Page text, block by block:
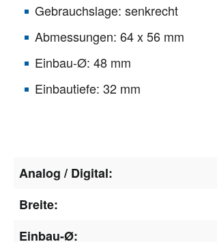
Gebrauchslage: senkrecht
Abmessungen: 64 x 56 mm
Einbau-Ø: 48 mm
Einbautiefe: 32 mm
Analog / Digital:
Breite:
Einbau-Ø: